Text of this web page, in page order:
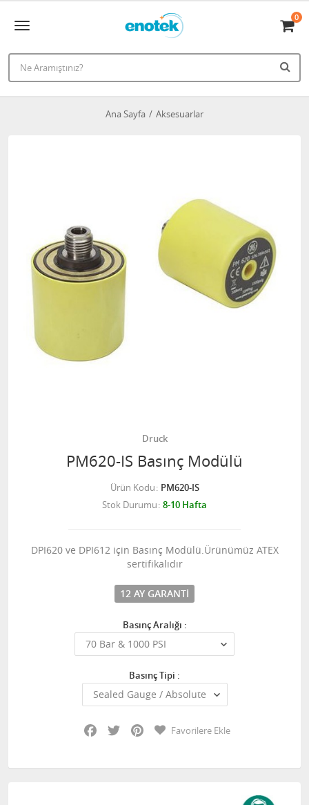
0
Ana Sayfa Aksesuarlar
Druck
PM620-IS Basınç Modülü
Ürün Kodu PM620-IS
Stok Durumu 8-10 Hafta
DPI620 ve DPI612 için Basınç Modülü.Ürünümüz ATEX
sertifikalıdır
12 AY GARANTI
Basınç Aralığı :
Basınç Tipi :
Facebook
Twitter PinterestFavorilere Ekle